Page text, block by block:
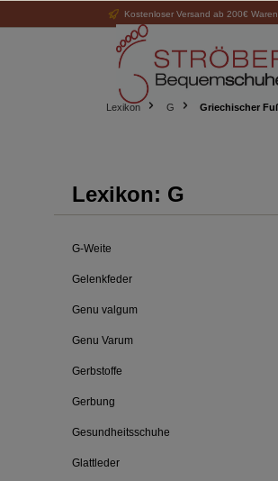
Kostenloser Versand ab 200€
Lexikon G Griechischer
Lexikon: G
G-Weite
Gelenkfeder
Genu valgum
Genu Varum
Gerbstoffe
Gerbung
Gesundheitsschuhe
Glattleder